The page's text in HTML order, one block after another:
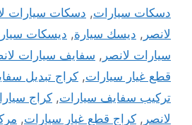
دسكات سيارات, دسكات سيارات
لانصر , ديسك سيارة, ديسكات
سيارات لانصر , سفايف سيارات
قطع غيار سيارات, كراج تبديل
تركيب سفايف سيارات, كراج
لانصر , كراج قطع غيار سيارات,